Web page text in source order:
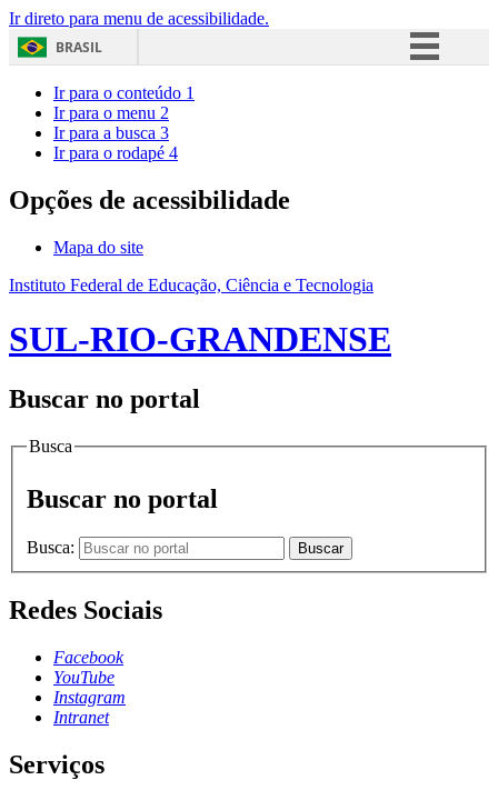
Ir direto para menu de acessibilidade.
BRASIL
Acesso à informação
Ir para o conteúdo 1
Ir para o menu 2
Ir para a busca 3
Ir para o rodapé 4
Opções de acessibilidade
Mapa do site
Instituto Federal de Educação, Ciência e Tecnologia
SUL-RIO-GRANDENSE
Buscar no portal
Busca
Buscar no portal
Busca: Buscar
Redes Sociais
Facebook
YouTube
Instagram
Intranet
Serviços